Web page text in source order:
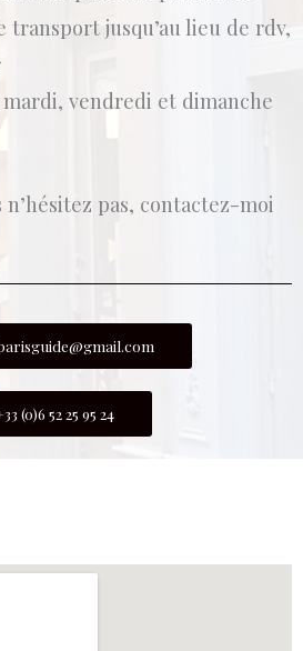
transport jusqu’au lieu de rdv,
mardi, vendredi et dimanche
pas, contactez-moi
(0)6 52 25 95 24